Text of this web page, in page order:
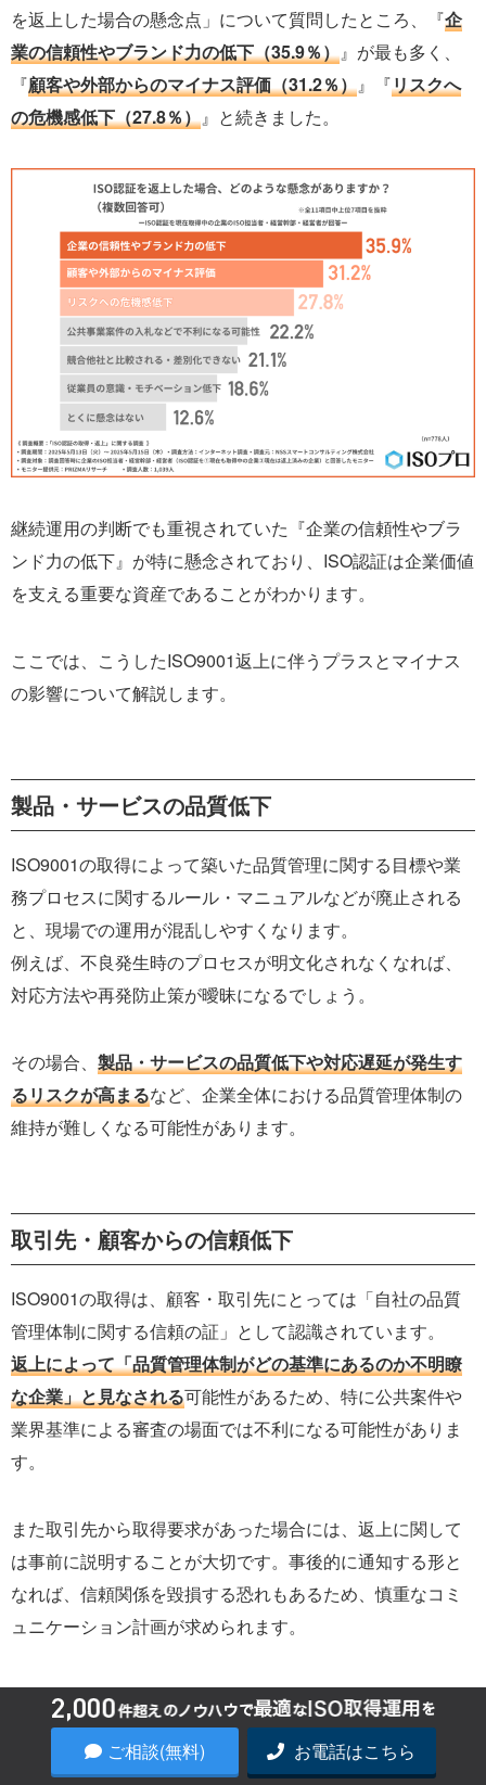
を返上した場合の懸念点」について質問したところ、『企
業の信頼性やブランド力の低下（35.9％）』が最も多く、
『顧客や外部からのマイナス評価（31.2％）』『リスクへ
の危機感低下（27.8％）』と続きました。
継続運用の判断でも重視されていた『企業の信頼性やブラ
ンド力の低下』が特に懸念されており、ISO認証は企業価値
を支える重要な資産であることがわかります。
ここでは、こうしたISO9001返上に伴うプラスとマイナス
の影響について解説します。
製品・サービスの品質低下
ISO9001の取得によって築いた品質管理に関する目標や業
務プロセスに関するルール・マニュアルなどが廃止される
と、現場での運用が混乱しやすくなります。
例えば、不良発生時のプロセスが明文化されなくなれば、
対応方法や再発防止策が曖昧になるでしょう。
その場合、 製品・サービスの品質低下や対応遅延が発生す
るリスクが高まるなど、企業全体における品質管理体制の
維持が難しくなる可能性があります。
取引先・顧客からの信頼低下
ISO9001の取得は、顧客・取引先にとっては「自社の品質
管理体制に関する信頼の証」として認識されています。
返上によって「品質管理体制がどの基準にあるのか不明瞭
な企業」と見なされる可能性があるため、特に公共案件や
業界基準による審査の場面では不利になる可能性がありま
す。
また取引先から取得要求があった場合には、返上に関して
は事前に説明することが大切です。事後的に通知する形と
なれば、信頼関係を毀損する恐れもあるため、慎重なコミ
ュニケーション計画が求められます。
維持にかかる費用・工数の削減
ご相談(無料) お電話はこちら